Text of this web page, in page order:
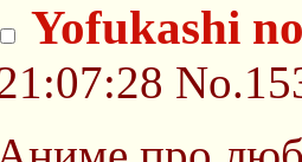
Yofukashi